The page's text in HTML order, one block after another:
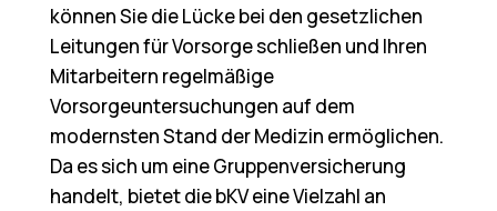
können Sie die Lücke bei den gesetzlichen
Leitungen für Vorsorge schließen und Ihren
Mitarbeitern regelmäßige
Vorsorgeuntersuchungen auf dem
modernsten Stand der Medizin ermöglichen.
Da es sich um eine Gruppenversicherung
handelt, bietet die bKV eine Vielzahl an